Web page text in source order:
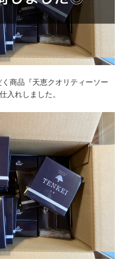
商品『天恵クオリティーソー
入れしました。